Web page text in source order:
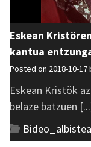
Eskean
kantua
Posted on 2018-10-17
Eskean Kristök
belaze batzuen